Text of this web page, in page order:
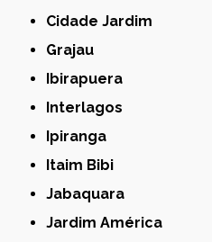
Cidade Jardim
Grajau
Ibirapuera
Interlagos
Ipiranga
Itaim Bibi
Jabaquara
Jardim América